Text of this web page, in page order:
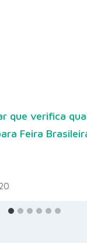
que verifica
Feira